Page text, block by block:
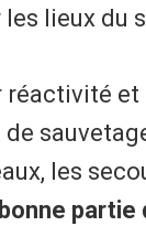
les lieux du
réactivité et
les
partie